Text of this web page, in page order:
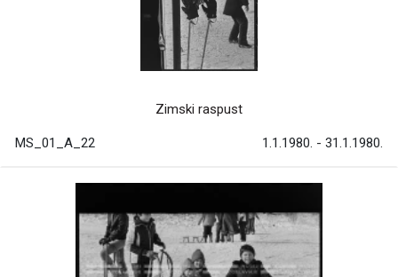
Zimski raspust
MS_01_A_22 1.1.1980. - 31.1.1980.